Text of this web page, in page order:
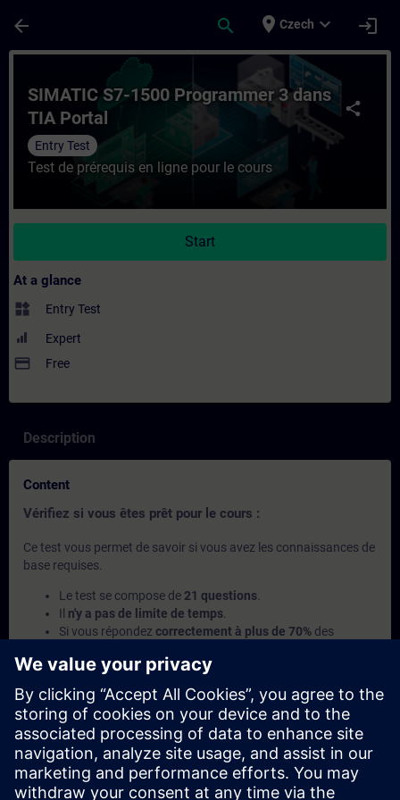
arrow_back search place Czech expand_more login
Course - SIMATIC S7-1500
share
SIMATIC S7-1500 Programmer 3 dans
TIA Portal
Entry Test
Test de prérequis en ligne pour le cours
Start
At a glance
widgets Entry Test
Expert
payment Free
Description
Content
Vérifiez si vous êtes prêt pour le cours :
Ce test vous permet de savoir si vous avez les connaissances de
base requises.
Le test se compose de 21 questions
Il n'y a pas de limite de temps
Si vous répondez correctement à plus de 70% des
Si vous obtenez moins de 70%
recommandons de suivre le cours
Programmer 2 dans TIA Portal(TIA-PRO2) afin
d'approfondir vos connaissances de base.
This content is part of